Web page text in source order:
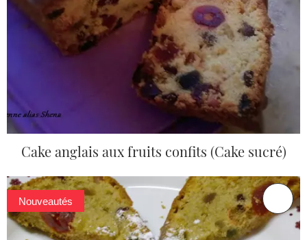
Cake anglais aux fruits confits (Cake sucré)
Nouveautés